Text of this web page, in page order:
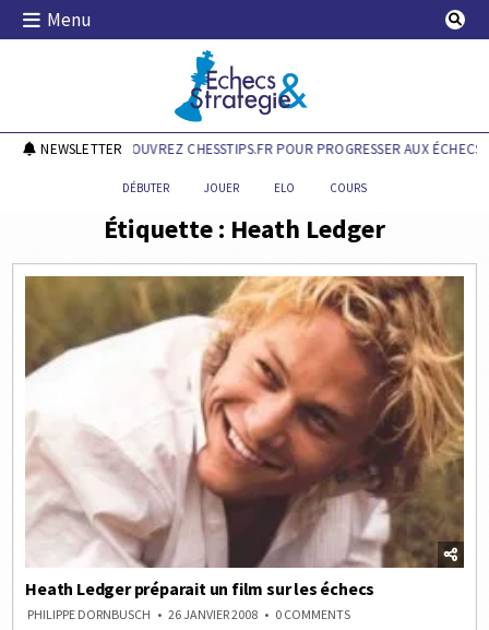
Skip
Menu
Echecs & Stratégie
NEWSLETTERDÉCOUVREZ CHESSTIPS.FR POUR PROGRESSER AUX ÉCHECS !
DÉBUTER JOUER ELO COURS
Étiquette : Heath Ledger
Heath Ledger préparait un film sur les échecs
PHILIPPE DORNBUSCH 26 JANVIER 2008 0 COMMENTSON